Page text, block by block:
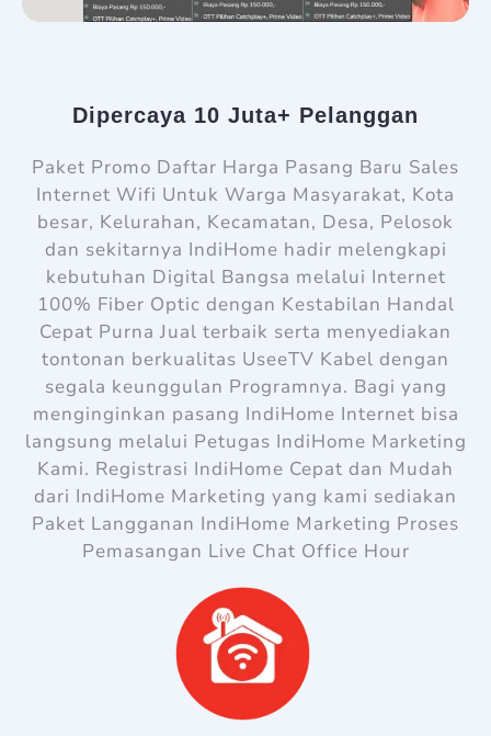
Dipercaya 10 Juta+ Pelanggan
Paket Promo Daftar Harga Pasang Baru Sales
Internet Wifi Untuk Warga Masyarakat, Kota
besar, Kelurahan, Kecamatan, Desa, Pelosok
dan sekitarnya IndiHome hadir melengkapi
kebutuhan Digital Bangsa melalui Internet
100% Fiber Optic dengan Kestabilan Handal
Cepat Purna Jual terbaik serta menyediakan
tontonan berkualitas UseeTV Kabel dengan
segala keunggulan Programnya. Bagi yang
menginginkan pasang IndiHome Internet bisa
langsung melalui Petugas IndiHome Marketing
Kami. Registrasi IndiHome Cepat dan Mudah
dari IndiHome Marketing yang kami sediakan
Paket Langganan IndiHome Marketing Proses
Pemasangan Live Chat Office Hour